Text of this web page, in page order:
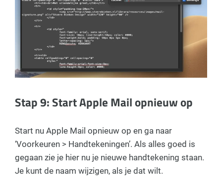
Stap 9: Start Apple Mail opnieuw op
Start nu Apple Mail opnieuw op en ga naar
‘Voorkeuren > Handtekeningen’. Als alles goed is
gegaan zie je hier nu je nieuwe handtekening staan.
Je kunt de naam wijzigen, als je dat wilt.